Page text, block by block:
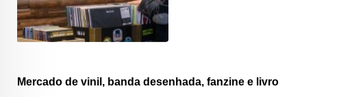
Mercado de vinil, banda desenhada, fanzine e livro